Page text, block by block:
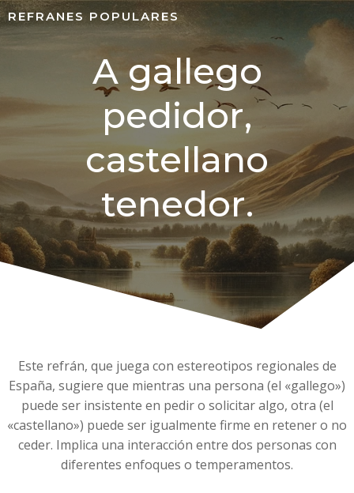
REFRANES POPULARES
A gallego
pedidor,
castellano
tenedor.
Este refrán, que juega con estereotipos regionales de
España, sugiere que mientras una persona (el «gallego»)
puede ser insistente en pedir o solicitar algo, otra (el
«castellano») puede ser igualmente firme en retener o no
ceder. Implica una interacción entre dos personas con
diferentes enfoques o temperamentos.